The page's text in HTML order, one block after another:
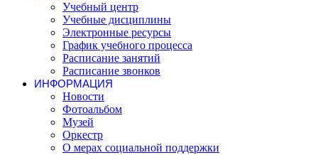
Учебный центр
Учебные дисциплины
Электронные ресурсы
График учебного процесса
Расписание занятий
Расписание звонков
ИНФОРМАЦИЯ
Новости
Фотоальбом
Музей
Оркестр
О мерах социальной поддержки